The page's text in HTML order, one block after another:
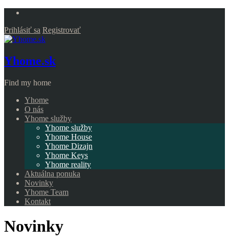
Prihlásiť sa Registrovať
Yhome.sk
Find my home
Yhome
O nás
Yhome služby
Yhome služby
Yhome House
Yhome Dizajn
Yhome Keys
Yhome reality
Aktuálna ponuka
Novinky
Yhome Team
Kontakt
Novinky